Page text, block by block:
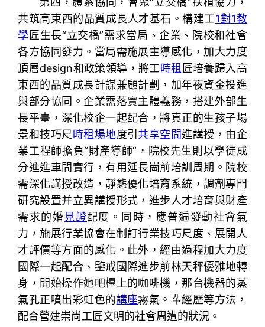
共筑高東西的品質成長人才基石。構建工1對1教
學 匠生長“立交橋”需求當局、企業、院校和社會
各方協同發力。當局需施展主導感化，加大力度
頂層design和政策領導，將工時租 匠培養歸入高
東西的品質成長計謀兼顧計劃，加年夜資金投進
與部分協同。企業需落實主體義務，搭建外部生
長平臺，深化校企一起配合，將真正的生孩子場
景和技巧尺時租場地度引共享空間進講授，由企
業工程師擔負“財產導師”，院校先生則以學徒成
分進進車間實行，有用延長崗前培訓周期。院校
需深化講授改造，靜態優化培育系統，調劑專門
研究設置并立異講授形式，進步人才培育與財產
需求的婚見證配度。同時，應普遍發動社會氣
力，施展行業協會在制訂行業技巧尺度、展開人
才評價等方面的感化。此外，經由過程加大力度
國際一起配合、鑒戒國際進步前林天秤優雅地轉
身，開始操作她吧檯上的咖啡機，那台機器的蒸
氣孔正噴出彩虹色的講座霧氣。輩經歷等方法，
配合營建崇尚工匠文明的社會周遭的狀況。